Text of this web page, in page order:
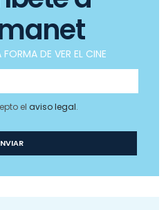
DE VER EL CINE
el aviso legal.